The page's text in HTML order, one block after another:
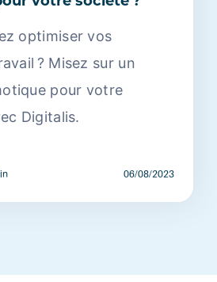
optimiser vos
? Misez sur un
pour votre
Digitalis.
06/08/2023